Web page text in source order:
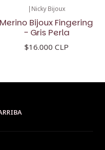
| Nicky Bijoux
Merino Bijoux Fingering
- Gris Perla
$16.000 CLP